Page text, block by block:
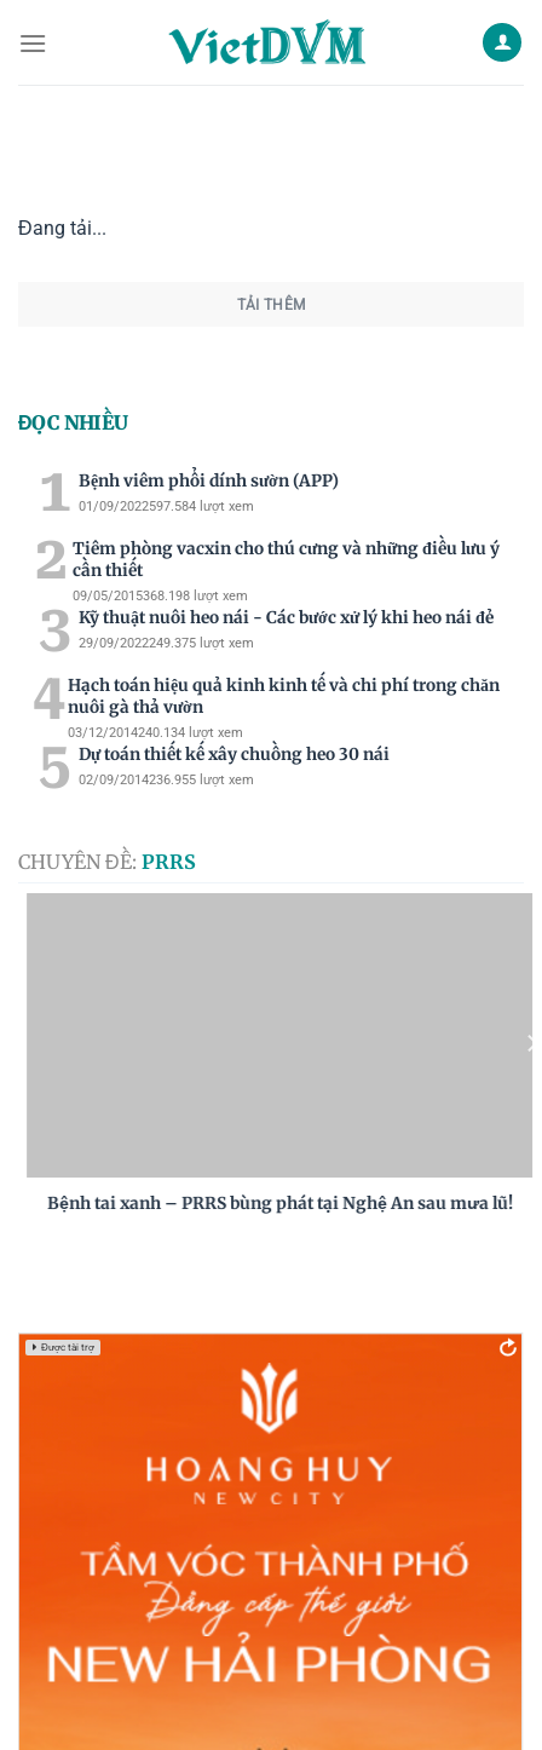
Đang tải...
TẢI THÊM
ĐỌC NHIỀU
30 NGÀY
1 Bệnh viêm phổi dính sườn (APP)
01/09/2022597.584 lượt xem
2 Tiêm phòng vacxin cho thú cưng và những điều lưu ý
cần thiết
09/05/2015368.198 lượt xem
3 Kỹ thuật nuôi heo nái - Các bước xử lý khi heo nái đẻ
29/09/2022249.375 lượt xem
4Hạch toán hiệu quả kinh kinh tế và chi phí trong chăn
nuôi gà thả vườn
03/12/2014240.134 lượt xem
5 Dự toán thiết kế xây chuồng heo 30 nái
02/09/2014236.955 lượt xem
CHUYÊN ĐỀ: PRRS
Bệnh tai xanh – PRRS bùng phát tại Nghệ An sau mưa lũ!
Được tài trợ